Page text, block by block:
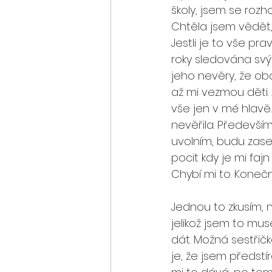
školy, jsem se
Chtěla jsem
Jestli je to vše
roky sledována
jeho nevěry, že
až mi vezmou
vše jen v mé
nevěřila.
uvolním, budu
pocit kdy je mi
Chybí mi to.
Jednou to zkusím,
jelikož jsem to
dát. Možná
je, že jsem